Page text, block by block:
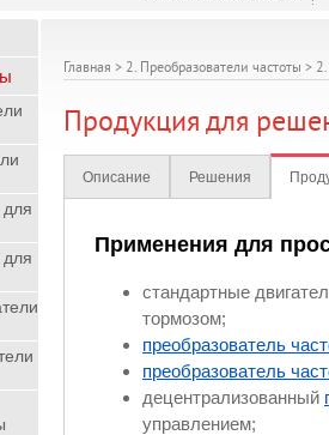
для
для
Главная > 2. Преобразователи частоты >
Продукция для
Описание Решения
Применения для
стандартные
тормозом;
преобразователь
преобразователь
децентрализованный
управлением;